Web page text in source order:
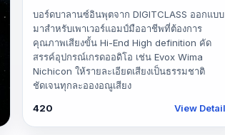
บอร์ดบาลานซ์อินพุตจาก DIGITCLASS ออกแบบ
มาสำหรับเพาเวอร์แอมป์มืออาชีพที่ต้องการ
คุณภาพเสียงขั้น Hi-End High definition คัด
สรรค์อุปกรณ์เกรดออดิโอ เช่น Evox Wima
Nichicon ให้รายละเอียดเสียงเป็นธรรมชาติ
ชัดเจนทุกละอองอณูเสียง
420
View